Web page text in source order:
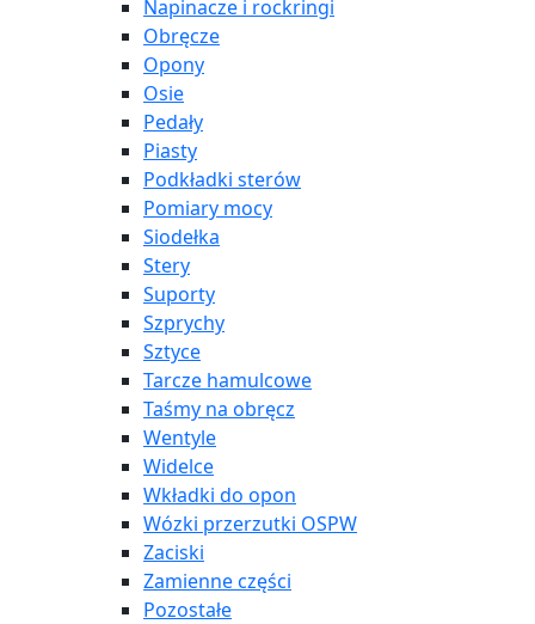
Napinacze i rockringi
Obręcze
Opony
Osie
Pedały
Piasty
Podkładki sterów
Pomiary mocy
Siodełka
Stery
Suporty
Szprychy
Sztyce
Tarcze hamulcowe
Taśmy na obręcz
Wentyle
Widelce
Wkładki do opon
Wózki przerzutki OSPW
Zaciski
Zamienne części
Pozostałe